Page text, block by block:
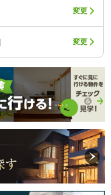
変更
変更